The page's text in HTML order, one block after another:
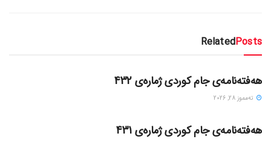
RelatedPosts
گۆڤاره‌کان
هەفتەنامەی جام کوردی ژمارەی 432
ته‌مموز 28, 2026
هەفتەنامەی جام کوردی ژمارەی 431